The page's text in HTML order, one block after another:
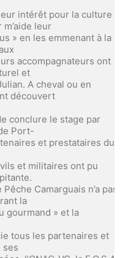
intérêt pour la culture
leur
» en les emmenant à la
accompagnateurs ont
et
A cheval ou en
découvert
conclure le stage par
Port-
et prestataires du
et militaires ont pu
Camarguais n’a pas
la
gourmand » et la
tous les partenaires et
ses